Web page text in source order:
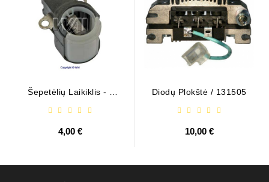
Šepetėlių Laikiklis - /
4,00 €
Diodų Plokštė / 131505
10,00 €